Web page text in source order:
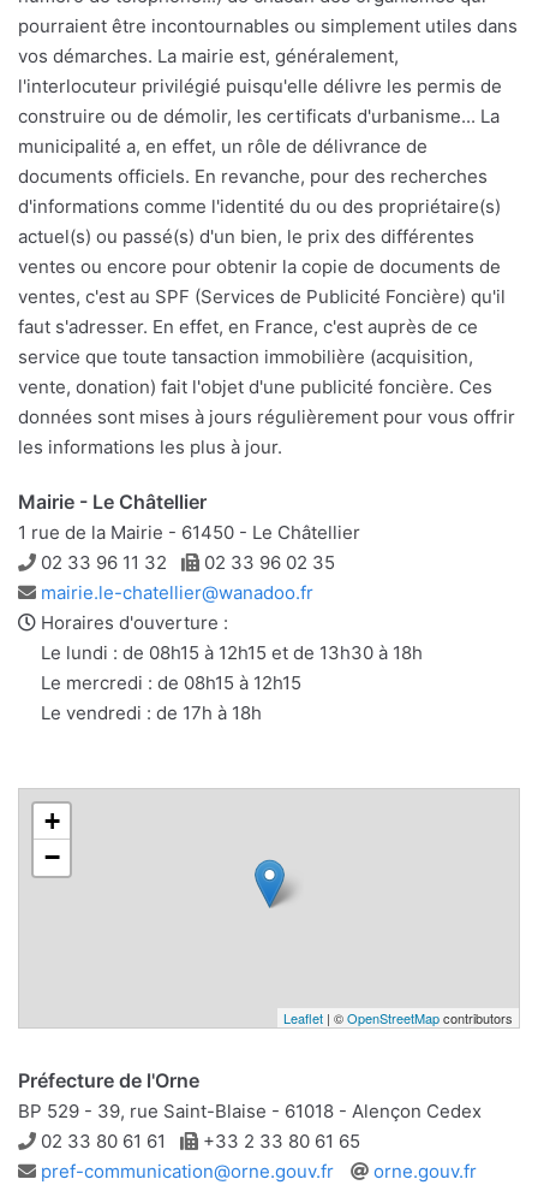
pourraient être incontournables ou simplement utiles dans
vos démarches. La mairie est, généralement,
l'interlocuteur privilégié puisqu'elle délivre les permis de
construire ou de démolir, les certificats d'urbanisme... La
municipalité a, en effet, un rôle de délivrance de
documents officiels. En revanche, pour des recherches
d'informations comme l'identité du ou des propriétaire(s)
actuel(s) ou passé(s) d'un bien, le prix des différentes
ventes ou encore pour obtenir la copie de documents de
ventes, c'est au SPF (Services de Publicité Foncière) qu'il
faut s'adresser. En effet, en France, c'est auprès de ce
service que toute tansaction immobilière (acquisition,
vente, donation) fait l'objet d'une publicité foncière. Ces
données sont mises à jours régulièrement pour vous offrir
les informations les plus à jour.
Mairie - Le Châtellier
1 rue de la Mairie - 61450 - Le Châtellier
Téléphone
02 33 96 11 32 Télécopie
02 33 96 02 35
Adresse
e-
mail
mairie.le-chatellier@wanadoo.fr
Horaires d'ouverture :
Le lundi : de 08h15 à 12h15 et de 13h30 à 18h
Le mercredi : de 08h15 à 12h15
Le vendredi : de 17h à 18h
+
−
Leaflet | ©OpenStreetMapcontributors
Préfecture de l'Orne
BP 529 - 39, rue Saint-Blaise - 61018 - Alençon Cedex
Téléphone
02 33 80 61 61 Télécopie
+33 2 33 80 61 65
Adresse
pref-communication@orne.gouv.fr
Site
orne.gouv.fr